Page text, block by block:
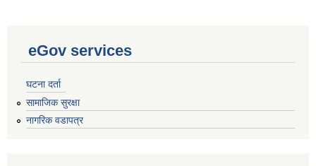
eGov services
घटना दर्ता
सामाजिक सुरक्षा
नागरिक वडापत्र